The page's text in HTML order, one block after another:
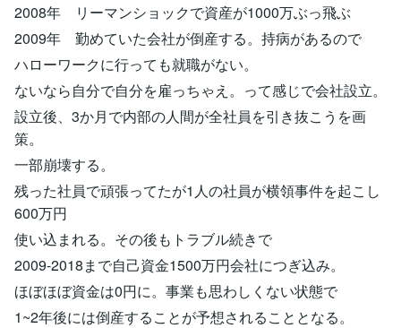
2008年 リーマンショックで資産が1000万ぶっ飛ぶ
2009年 勤めていた会社が倒産する。持病があるので
ハローワークに行っても就職がない。
ないなら自分で自分を雇っちゃえ。って感じで会社設立。
設立後、3か月で内部の人間が全社員を引き抜こうを画
策。
一部崩壊する。
残った社員で頑張ってたが1人の社員が横領事件を起こし
600万円
使い込まれる。その後もトラブル続きで
2009-2018まで自己資金1500万円会社につぎ込み。
ほぼほぼ資金は0円に。事業も思わしくない状態で
1~2年後には倒産することが予想されることとなる。